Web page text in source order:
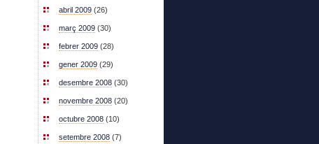
abril 2009 (26)
març 2009 (30)
febrer 2009 (28)
gener 2009 (29)
desembre 2008 (30)
novembre 2008 (20)
octubre 2008 (10)
setembre 2008 (7)